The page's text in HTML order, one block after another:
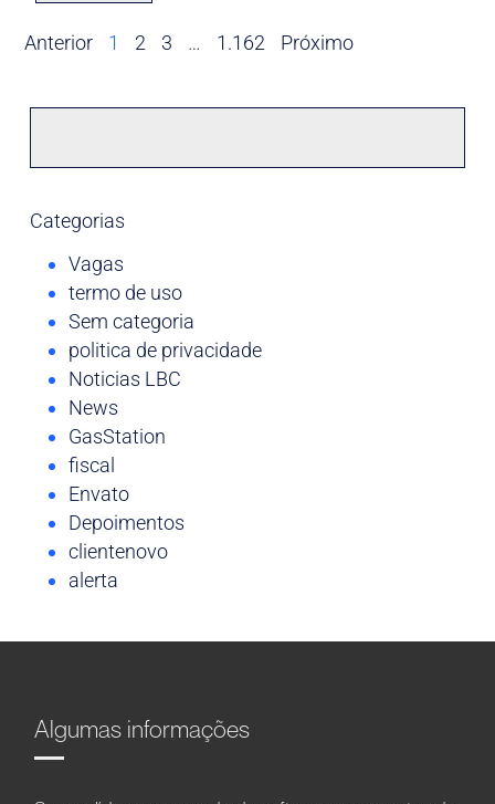
Anterior 1 2 3 … 1.162 Próximo
Categorias
Vagas
termo de uso
Sem categoria
politica de privacidade
Noticias LBC
News
GasStation
fiscal
Envato
Depoimentos
clientenovo
alerta
Algumas informações